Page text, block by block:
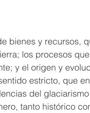
bienes y recursos,
los procesos
y el origen y
estricto, que
del
tanto histórico